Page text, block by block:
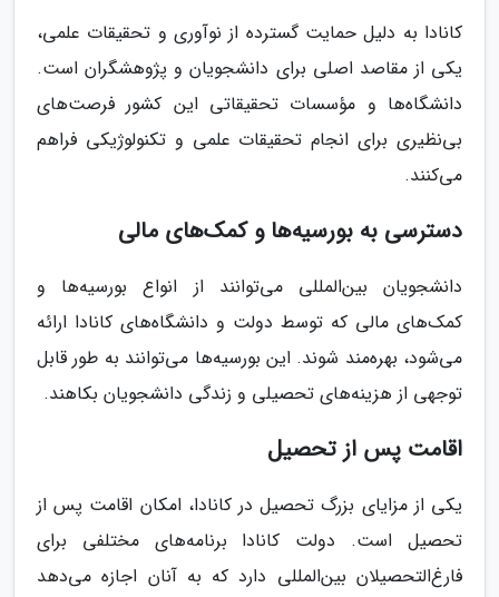
کانادا به دلیل حمایت گسترده از نوآوری و تحقیقات علمی،
یکی از مقاصد اصلی برای دانشجویان و پژوهشگران است.
دانشگاه‌ها و مؤسسات تحقیقاتی این کشور فرصت‌های
بی‌نظیری برای انجام تحقیقات علمی و تکنولوژیکی فراهم
می‌کنند.
دسترسی به بورسیه‌ها و کمک‌های مالی
دانشجویان بین‌المللی می‌توانند از انواع بورسیه‌ها و
کمک‌های مالی که توسط دولت و دانشگاه‌های کانادا ارائه
می‌شود، بهره‌مند شوند. این بورسیه‌ها می‌توانند به طور قابل
توجهی از هزینه‌های تحصیلی و زندگی دانشجویان بکاهند.
اقامت پس از تحصیل
یکی از مزایای بزرگ تحصیل در کانادا، امکان اقامت پس از
تحصیل است. دولت کانادا برنامه‌های مختلفی برای
فارغ‌التحصیلان بین‌المللی دارد که به آنان اجازه می‌دهد